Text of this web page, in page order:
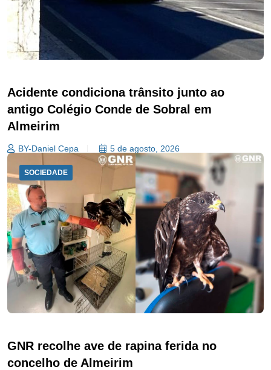
Acidente condiciona trânsito junto ao
antigo Colégio Conde de Sobral em
Almeirim
BY-Daniel Cepa 5 de agosto, 2026
SOCIEDADE
GNR recolhe ave de rapina ferida no
concelho de Almeirim